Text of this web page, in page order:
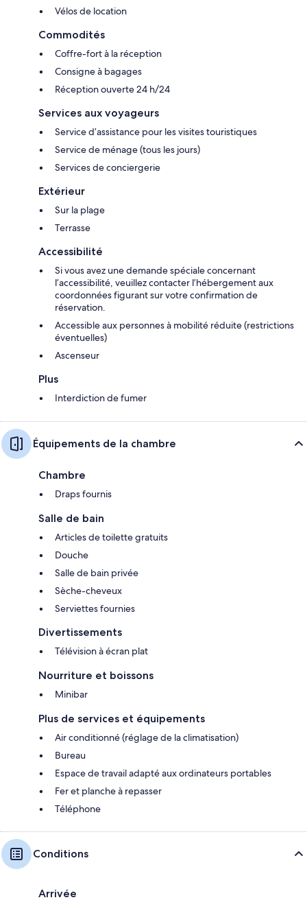
Vélos de location
Commodités
Coffre-fort à la réception
Consigne à bagages
Réception ouverte 24 h/24
Services aux voyageurs
Service d’assistance pour les visites touristiques
Service de ménage (tous les jours)
Services de conciergerie
Extérieur
Sur la plage
Terrasse
Accessibilité
Si vous avez une demande spéciale concernant
l’accessibilité, veuillez contacter l’hébergement aux
coordonnées figurant sur votre confirmation de
réservation.
Accessible aux personnes à mobilité réduite (restrictions
éventuelles)
Ascenseur
Plus
Interdiction de fumer
Équipements de la chambre
Chambre
Draps fournis
Salle de bain
Articles de toilette gratuits
Douche
Salle de bain privée
Sèche-cheveux
Serviettes fournies
Divertissements
Télévision à écran plat
Nourriture et boissons
Minibar
Plus de services et équipements
Air conditionné (réglage de la climatisation)
Bureau
Espace de travail adapté aux ordinateurs portables
Fer et planche à repasser
Téléphone
Conditions
Arrivée